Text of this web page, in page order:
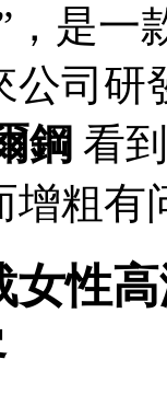
，是一
公司研
鋼 看
增粗有
女性